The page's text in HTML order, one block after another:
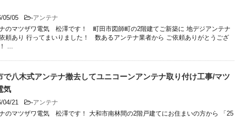
05/05 -アンテナ
のマツザワ電気 松澤です！ 町田市図師町の2階建てご新築に 地デジアンテナ
頼あり 行ってまいりました！ 数あるアンテナ業者から ご依頼ありがとうござ
...
で八木式アンテナ撤去してユニコーンアンテナ取り付け工事/マツ
気
04/21 -アンテナ
のマツザワ電気 松澤です！ 大和市南林間の2階戸建てにお住まいの方から 「25